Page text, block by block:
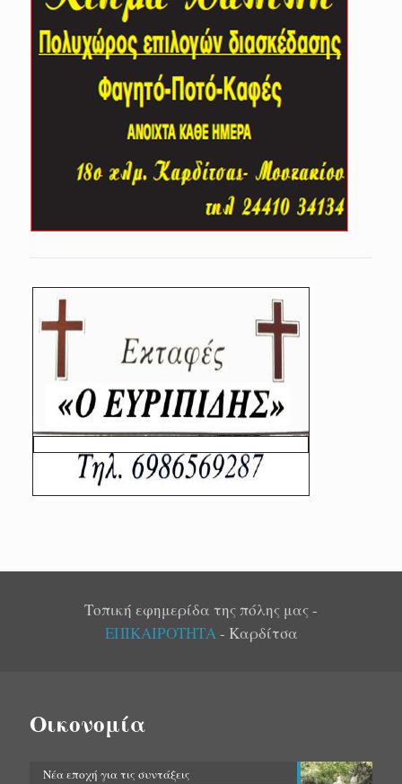
Τοπική εφημερίδα της πόλης μας -
ΕΠΙΚΑΙΡΟΤΗΤΑ- Καρδίτσα
Οικονομία
Νέα εποχή για τις συντάξεις